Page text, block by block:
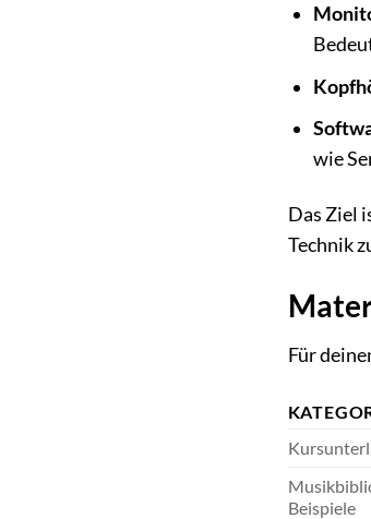
wie
Das Ziel
Technik
Für
Beispiele